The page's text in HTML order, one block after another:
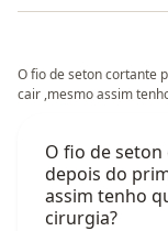
O fio de seton cortante
cair ,mesmo assim
O fio de
depois do
assim tenho
cirurgia?